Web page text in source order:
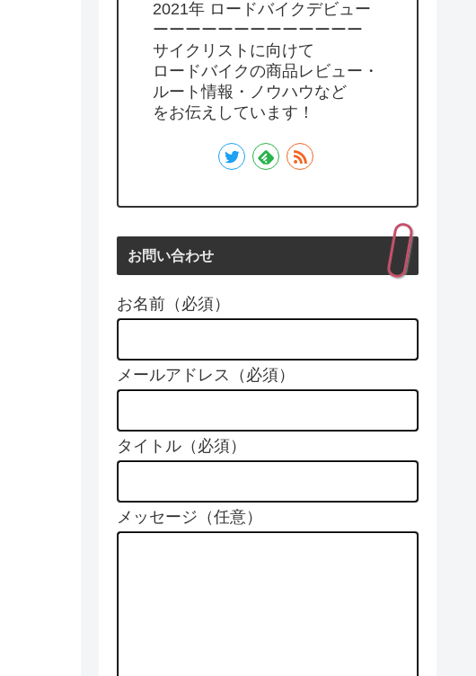
2021年 ロードバイクデビュー
ーーーーーーーーーーーーー
サイクリストに向けて
ロードバイクの商品レビュー・
ルート情報・ノウハウなど
をお伝えしています！
お問い合わせ
お名前（必須）
メールアドレス（必須）
タイトル（必須）
メッセージ（任意）